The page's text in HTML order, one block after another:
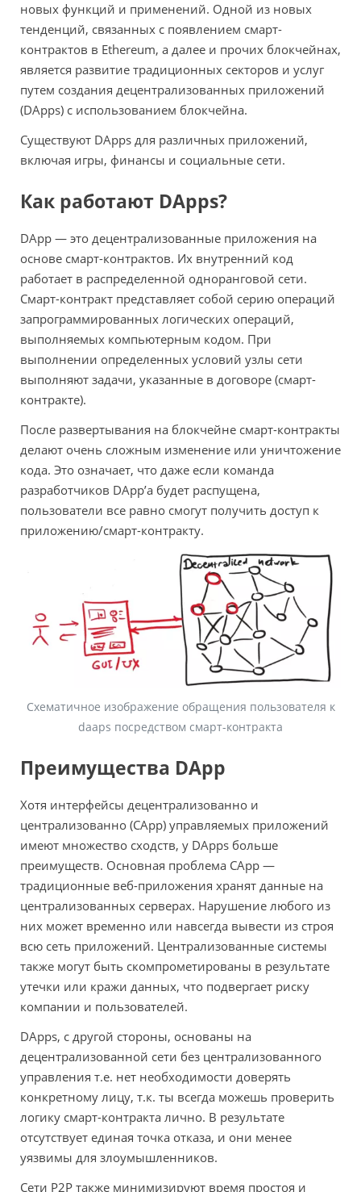
новых функций и применений. Одной из новых
тенденций, связанных с появлением смарт-
контрактов в Ethereum, а далее и прочих блокчейнах,
является развитие традиционных секторов и услуг
путем создания децентрализованных приложений
(DApps) с использованием блокчейна.
Существуют DApps для различных приложений,
включая игры, финансы и социальные сети.
Как работают DApps?
DApp — это децентрализованные приложения на
основе смарт-контрактов. Их внутренний код
работает в распределенной одноранговой сети.
Смарт-контракт представляет собой серию операций
запрограммированных логических операций,
выполняемых компьютерным кодом. При
выполнении определенных условий узлы сети
выполняют задачи, указанные в договоре (смарт-
контракте).
После развертывания на блокчейне смарт-контракты
делают очень сложным изменение или уничтожение
кода. Это означает, что даже если команда
разработчиков DApp’а будет распущена,
пользователи все равно смогут получить доступ к
приложению/смарт-контракту.
Схематичное изображение обращения пользователя к
daaps посредством смарт-контракта
Преимущества DApp
Хотя интерфейсы децентрализованно и
централизованно (СApp) управляемых приложений
имеют множество сходств, у DApps больше
преимуществ. Основная проблема СApp —
традиционные веб-приложения хранят данные на
централизованных серверах. Нарушение любого из
них может временно или навсегда вывести из строя
всю сеть приложений. Централизованные системы
также могут быть скомпрометированы в результате
утечки или кражи данных, что подвергает риску
компании и пользователей.
DApps, с другой стороны, основаны на
децентрализованной сети без централизованного
управления т.е. нет необходимости доверять
конкретному лицу, т.к. ты всегда можешь проверить
логику смарт-контракта лично. В результате
отсутствует единая точка отказа, и они менее
уязвимы для злоумышленников.
Сети P2P также минимизируют время простоя и